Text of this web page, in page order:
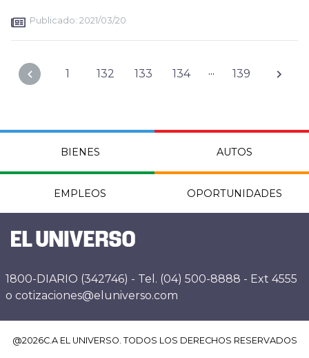
Publicado: 2021/03/20
1 132 133 134 ... 139
BIENES AUTOS
EMPLEOS OPORTUNIDADES
1800-DIARIO (342746) - Tel. (04) 500-8888 - Ext 4555
o cotizaciones@eluniverso.com
@2026C.A EL UNIVERSO. TODOS LOS DERECHOS RESERVADOS